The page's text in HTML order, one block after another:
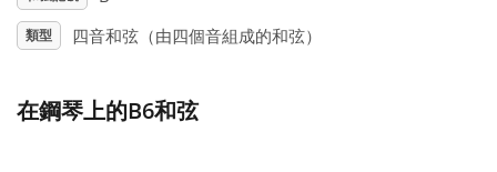
類型 四音和弦（由四個音組成的和弦）
在鋼琴上的B6和弦